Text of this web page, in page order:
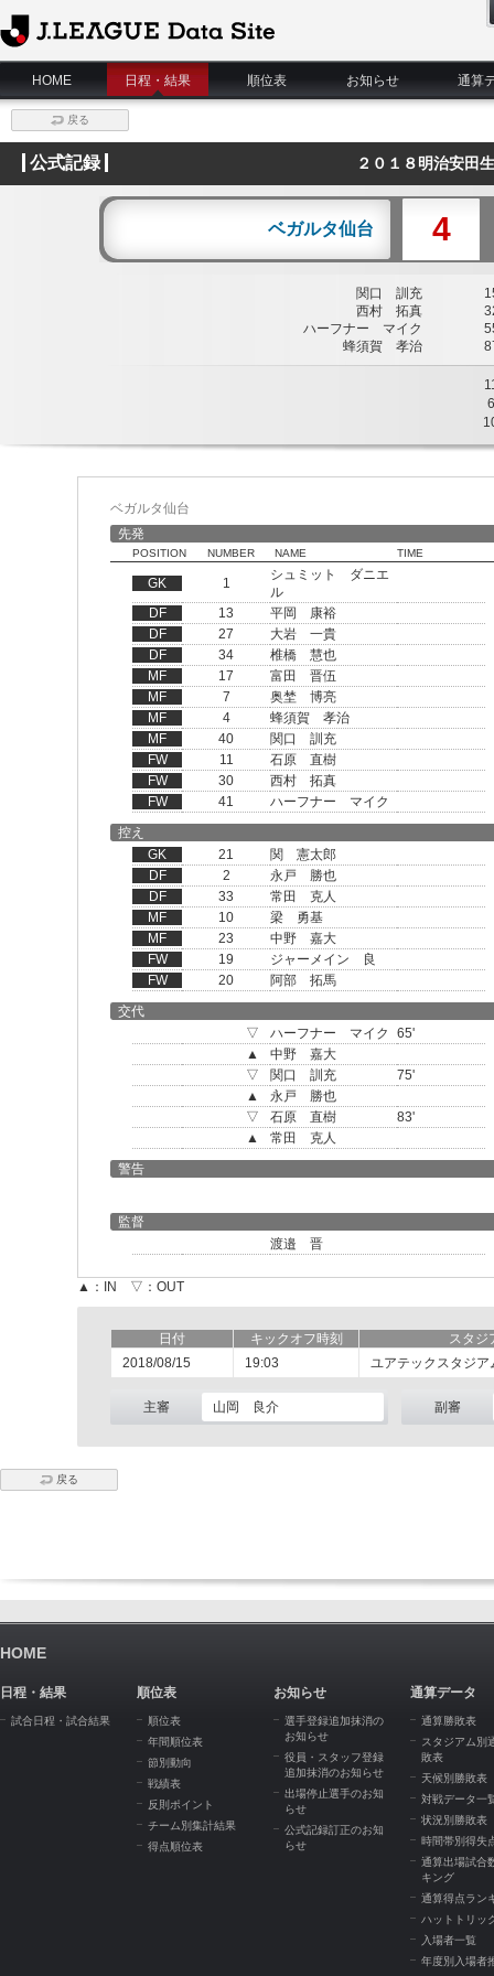
J.League Data Site
HOME
日程・結果 順位表 お知らせ 通算
戻る
公式記録 ２０１８明治安田
ベガルタ仙台 4
関口 訓充
西村 拓真
ハーフナー マイク
蜂須賀 孝治
6
ベガルタ仙台
先発
POSITION NUMBER NAME TIME
GK 1
シュミット ダニエ
ル
DF
13
平岡 康裕
DF
27
大岩 一貴
DF
34
椎橋 慧也
MF
17
富田 晋伍
MF
7
奥埜 博亮
MF
4
蜂須賀 孝治
MF
40
関口 訓充
FW
11
石原 直樹
FW
30
西村 拓真
FW
41
ハーフナー マイク
控え
GK
21
関 憲太郎
DF
2
永戸 勝也
DF
33
常田 克人
MF
10
梁 勇基
MF
23
中野 嘉大
FW
19
ジャーメイン 良
FW
20
阿部 拓馬
交代
▽
ハーフナー マイク
65'
▲
中野 嘉大
▽
関口 訓充
75'
▲
永戸 勝也
▽
石原 直樹
83'
▲
常田 克人
警告
監督
渡邉 晋
▲：IN ▽：OUT
日付 キックオフ時刻
スタジ
2018/08/15
19:03 ユアテックスタジア
主審 山岡 良介 副審
戻る
HOME
日程・結果
試合日程・試合結果
順位表
順位表
年間順位表
節別動向
戦績表
反則ポイント
チーム別集計結果
得点順位表
お知らせ
選手登録追加抹消の
お知らせ
役員・スタッフ登録
追加抹消のお知らせ
出場停止選手のお知
らせ
公式記録訂正のお知
らせ
通算データ
通算勝敗表
スタジアム別
敗表
天候別勝敗表
対戦データ一
状況別勝敗表
時間帯別得失
通算出場試合
キング
通算得点ラン
ハットトリッ
入場者一覧
年度別入場者